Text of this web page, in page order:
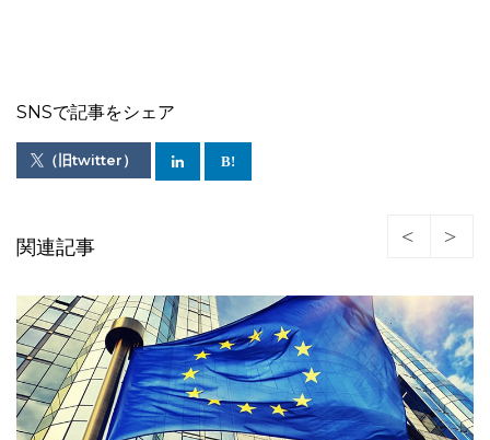
SNSで記事をシェア
（旧twitter）
関連記事